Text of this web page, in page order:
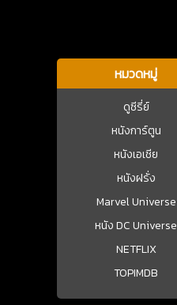
หมวดหมู่
ดูซีรี่ย์
หนังการ์ตูน
หนังเอเชีย
หนังฝรั่ง
Marvel Universe
หนัง DC Universe
NETFLIX
TOPIMDB